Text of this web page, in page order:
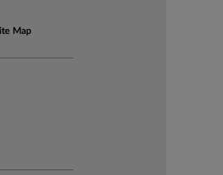
Map